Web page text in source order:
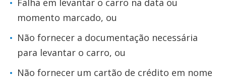
Falha em levantar o carro na data ou
momento marcado, ou
Não fornecer a documentação necessária
para levantar o carro, ou
Não fornecer um cartão de crédito em nome